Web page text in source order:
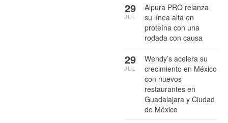
Alpura PRO relanza
su línea alta en
proteína con una
rodada con causa
29
JUL
Wendy’s acelera su
crecimiento en México
con nuevos
restaurantes en
Guadalajara y Ciudad
de México
29
JUL